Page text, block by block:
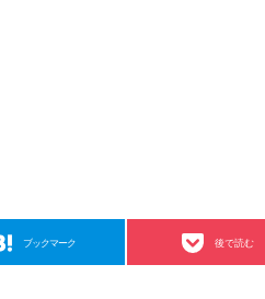
ブックマーク 後で読む